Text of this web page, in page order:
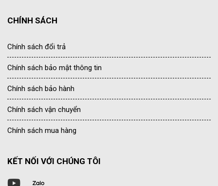
CHÍNH SÁCH
Chính sách đổi trả
Chính sách bảo mật thông tin
Chính sách bảo hành
Chính sách vận chuyển
Chính sách mua hàng
KẾT NỐI VỚI CHÚNG TÔI